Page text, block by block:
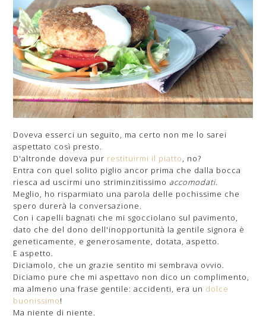
Doveva esserci un seguito, ma certo non me lo sarei
aspettato così presto.
D'altronde doveva pur restituirmi il piatto
, no?
Entra con quel solito piglio ancor prima che dalla bocca
riesca ad uscirmi uno striminzitissimo accomodati.
Meglio, ho risparmiato una parola delle pochissime che
spero durerà la conversazione.
Con i capelli bagnati che mi sgocciolano sul pavimento,
dato che del dono dell'inopportunità la gentile signora è
geneticamente, e generosamente, dotata, aspetto.
E aspetto.
Diciamolo, che un grazie sentito mi sembrava ovvio.
Diciamo pure che mi aspettavo non dico un complimento,
ma almeno una frase gentile: accidenti, era un dolce
buonissimo!
Ma niente di niente.